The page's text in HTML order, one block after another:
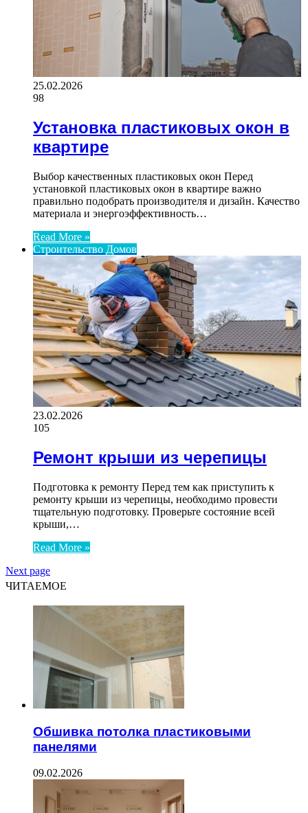
25.02.2026
98
Установка пластиковых окон в
квартире
Выбор качественных пластиковых окон Перед
установкой пластиковых окон в квартире важно
правильно подобрать производителя и дизайн. Качество
материала и энергоэффективность…
Read More »
Строительство Домов
23.02.2026
105
Ремонт крыши из черепицы
Подготовка к ремонту Перед тем как приступить к
ремонту крыши из черепицы, необходимо провести
тщательную подготовку. Проверьте состояние всей
крыши,…
Read More »
Next page
ЧИТАЕМОЕ
Обшивка потолка пластиковыми
панелями
09.02.2026